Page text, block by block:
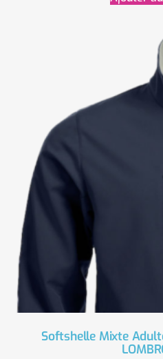
Softshelle Mixte